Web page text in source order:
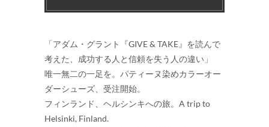
「アダム・グラント『GIVE & TAKE』を読んで
考えた、成功する人と信頼を失う人の違い」
唯一無二の一足を。パティーヌ染めカラーオー
ダーシューズ、受注開始。
フィンランド、ヘルシンキへの旅。A trip to
Helsinki, Finland.